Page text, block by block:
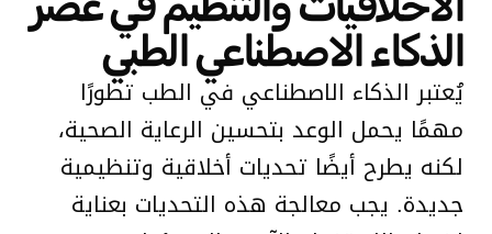
الذكاء الاصطناعي الطبي
يُعتبر الذكاء الاصطناعي في الطب تطورًا
مهمًا يحمل الوعد بتحسين الرعاية الصحية،
لكنه يطرح أيضًا تحديات أخلاقية وتنظيمية
جديدة. يجب معالجة هذه التحديات بعناية